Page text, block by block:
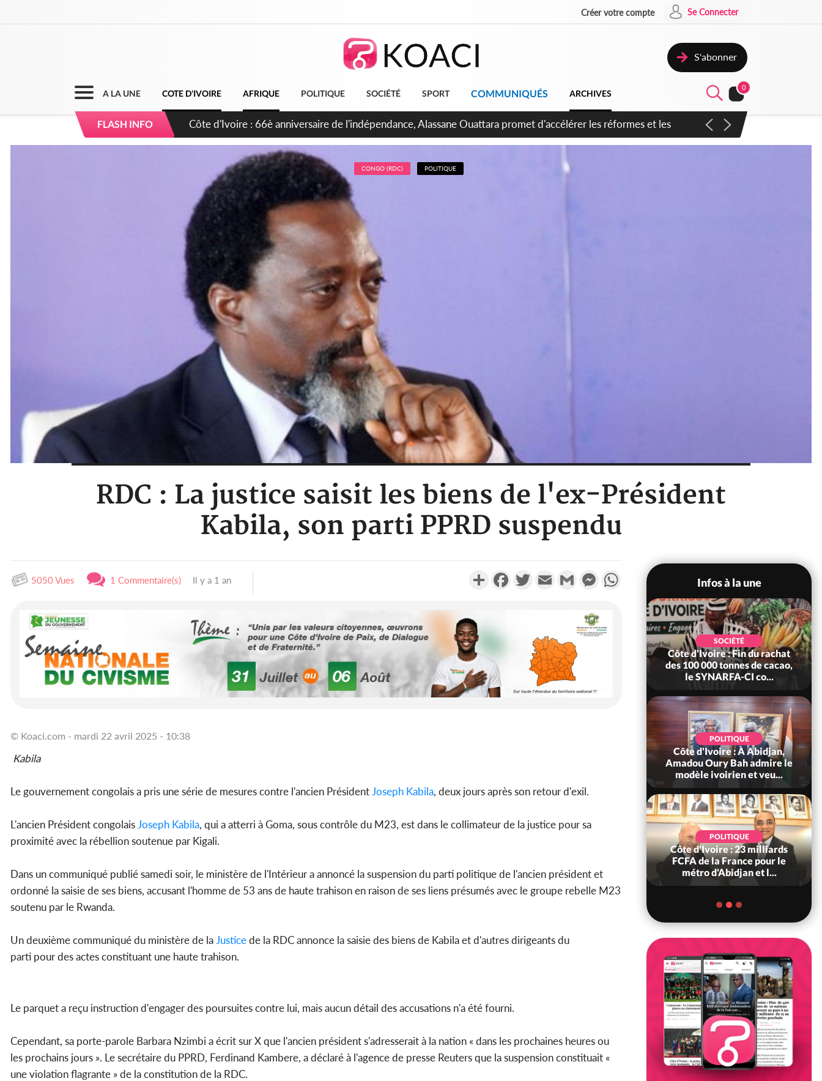
Créer votre compte Se Connecter
S'abonner
A LA UNE COTE D'IVOIRE AFRIQUE POLITIQUE SOCIÉTÉ SPORT COMMUNIQUÉS ARCHIVES
0
FLASH INFO
Côte d'Ivoire : À Abidjan, Amadou Oury Bah admire le modèle ivoirien et veut s'en inspirer pour accélérer le
développement de la Guinée
CONGO (RDC) POLITIQUE
RDC : La justice saisit les biens de l'ex-Président
Kabila, son parti PPRD suspendu
5050 Vues 1 Commentaire(s) Il y a 1 an PartagerFacebookTwitterEmail Gmail MessengerWhatsApp
© Koaci.com - mardi 22 avril 2025 - 10:38
Kabila
Le gouvernement congolais a pris une série de mesures contre l'ancien Président Joseph Kabila, deux jours après son retour d'exil.
L'ancien Président congolais Joseph Kabila, qui a atterri à Goma, sous contrôle du M23, est dans le collimateur de la justice pour sa
proximité avec la rébellion soutenue par Kigali.
Dans un communiqué publié samedi soir, le ministère de l'Intérieur a annoncé la suspension du parti politique de l'ancien président et
ordonné la saisie de ses biens, accusant l'homme de 53 ans de haute trahison en raison de ses liens présumés avec le groupe rebelle M23
soutenu par le Rwanda.
Un deuxième communiqué du ministère de la Justicede la RDC annonce la saisie des biens de Kabila et d'autres dirigeants du
parti pour des actes constituant une haute trahison.
Le parquet a reçu instruction d'engager des poursuites contre lui, mais aucun détail des accusations n'a été fourni.
Cependant, sa porte-parole Barbara Nzimbi a écrit sur X que l'ancien président s'adresserait à la nation « dans les prochaines heures ou
les prochains jours ». Le secrétaire du PPRD, Ferdinand Kambere, a déclaré à l'agence de presse Reuters que la suspension constituait «
une violation flagrante » de la constitution de la RDC.
Infos à la une
POLITIQUE
Côte d'Ivoire : Fête nationale,
Alassane Ouattara accorde
la grâce à 4 661...
conseiller de Soro a recou...
SOCIÉTÉ
Côte d'Ivoire : Fin du rachat
des 100 000 tonnes de cacao,
le SYNARFA-CI co...
POLITIQUE
Côte d'Ivoire : À Abidjan,
Amadou Oury Bah admire le
modèle ivoirien et veu...
POLITIQUE
Côte d'Ivoire : 23 milliards
FCFA de la France pour le
métro d'Abidjan et l...